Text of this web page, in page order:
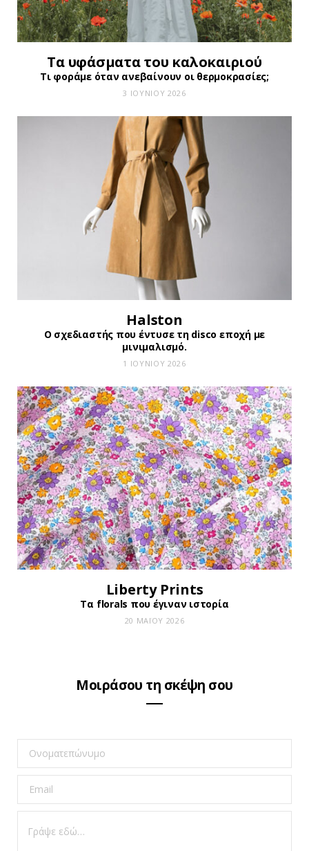
Τα υφάσματα του καλοκαιριού
Τι φοράμε όταν ανεβαίνουν οι θερμοκρασίες;
3 ΙΟΥΝΊΟΥ 2026
Halston
Ο σχεδιαστής που έντυσε τη disco εποχή με
μινιμαλισμό.
1 ΙΟΥΝΊΟΥ 2026
Liberty Prints
Τα florals που έγιναν ιστορία
20 ΜΑΪ́ΟΥ 2026
Μοιράσου τη σκέψη σου